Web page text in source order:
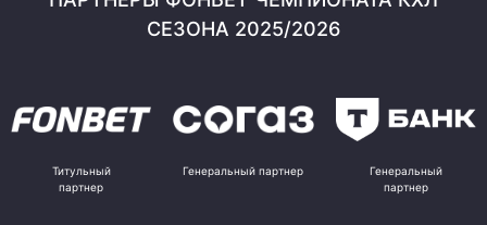
СЕЗОНА 2025/2026
Титульный
партнер
Генеральный партнер
Генеральный
партнер